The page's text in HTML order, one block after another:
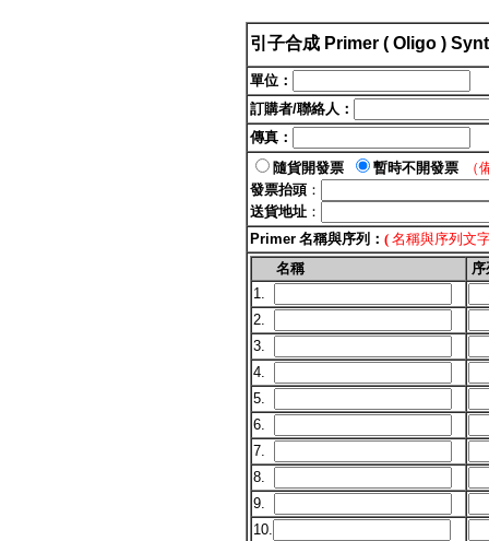
引子合成 Primer ( Oligo )
單位：
訂購者/聯絡人：
傳真：
隨貨開發票
暫時不開發票
（
發票抬頭 ：
送貨地址 ：
Primer 名稱與序列： ( 名稱與序列文
名稱
1.
2.
3.
4.
5.
6.
7.
8.
9.
10.